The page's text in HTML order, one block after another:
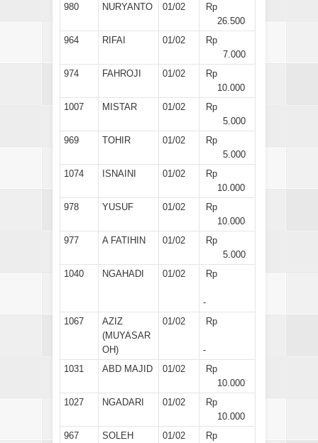
980
NURYANTO 01/02
Rp
26.500
964
RIFAI 01/02
Rp
7.000
974
FAHROJI 01/02
Rp
10.000
1007
MISTAR 01/02
Rp
5.000
969
TOHIR 01/02
Rp
5.000
1074
ISNAINI 01/02
Rp
10.000
978
YUSUF 01/02
Rp
10.000
977
A FATIHIN 01/02
Rp
5.000
1040
NGAHADI 01/02 Rp
-
1067
AZIZ
(MUYASAR
OH)
01/02 Rp
-
1031
ABD MAJID 01/02
Rp
10.000
1027
NGADARI 01/02
Rp
10.000
967
SOLEH 01/02
Rp